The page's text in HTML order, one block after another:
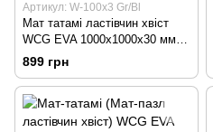
Артикул: W-100х3 Gr/Bl
Мат татамі ластівчин хвіст
WCG EVA 1000x1000x30 мм
Мат-пазл Сіро- чорний
899 грн